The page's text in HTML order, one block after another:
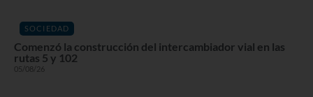
SOCIEDAD
Comenzó la construcción del intercambiador vial en las
rutas 5 y 102
05/08/26